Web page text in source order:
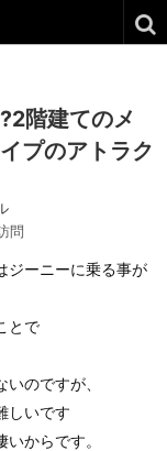
階建てのメ
プのアトラク
問
ジーニーに乗る事が
とで
のですが、
しいです
からです。